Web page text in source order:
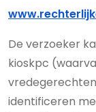
De verzoeker
kioskpc
identificeren